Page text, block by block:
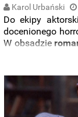
Karol Urbański
Do ekipy
docenionego
W obsadzie
aktorka, którą
Mandalorian
”